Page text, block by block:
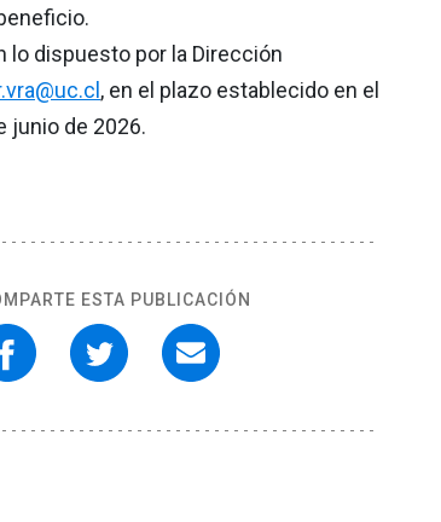
lo dispuesto por la Dirección
, en el plazo establecido en el
junio de 2026.
ESTA PUBLICACIÓN